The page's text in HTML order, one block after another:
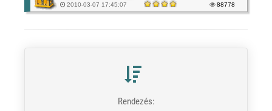
2010-03-07 17:45:07 88778
Rendezés: